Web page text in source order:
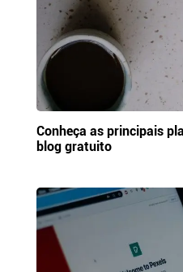
Conheça as principais
blog gratuito